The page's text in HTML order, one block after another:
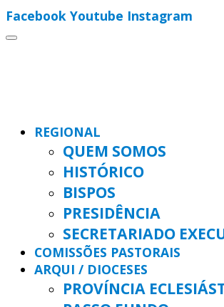
Facebook Youtube Instagram
REGIONAL
QUEM SOMOS
HISTÓRICO
BISPOS
PRESIDÊNCIA
SECRETARIADO
COMISSÕES PASTORAIS
ARQUI / DIOCESES
PROVÍNCIA